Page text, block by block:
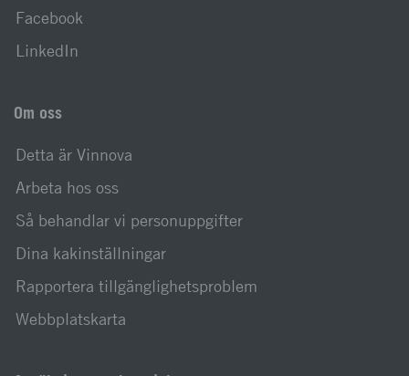
Facebook
LinkedIn
Om oss
Detta är Vinnova
Arbeta hos oss
Så behandlar vi personuppgifter
Dina kakinställningar
Rapportera tillgänglighetsproblem
Webbplatskarta